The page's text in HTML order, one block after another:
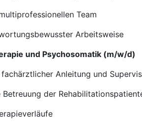
Team
Arbeitsweise
und Psychosomatik (m/w/d)
Anleitung und
der